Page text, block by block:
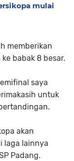
mulai
memberikan
babak 8 besar.
saya
untuk
akan
laga lainnya
Padang.